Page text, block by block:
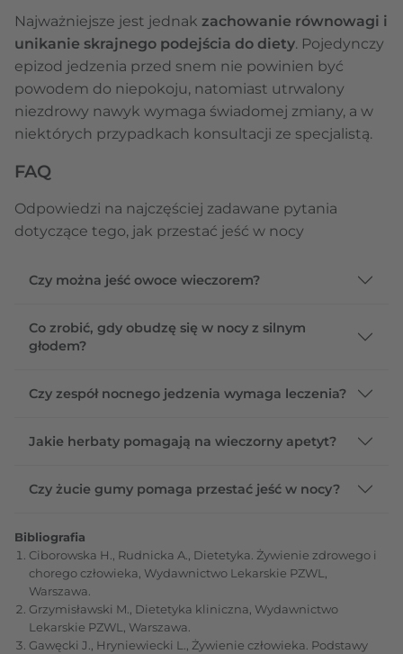
Najważniejsze jest jednak zachowanie równowagi i
unikanie skrajnego podejścia do diety. Pojedynczy
epizod jedzenia przed snem nie powinien być
powodem do niepokoju, natomiast utrwalony
niezdrowy nawyk wymaga świadomej zmiany, a w
niektórych przypadkach konsultacji ze specjalistą.
FAQ
Odpowiedzi na najczęściej zadawane pytania
dotyczące tego, jak przestać jeść w nocy
Czy można jeść owoce wieczorem?
Co zrobić, gdy obudzę się w nocy z silnym
głodem?
Czy zespół nocnego jedzenia wymaga leczenia?
Jakie herbaty pomagają na wieczorny apetyt?
Czy żucie gumy pomaga przestać jeść w nocy?
Bibliografia
Ciborowska H., Rudnicka A., Dietetyka. Żywienie zdrowego i
chorego człowieka, Wydawnictwo Lekarskie PZWL,
Warszawa.
Grzymisławski M., Dietetyka kliniczna, Wydawnictwo
Lekarskie PZWL, Warszawa.
Gawęcki J., Hryniewiecki L., Żywienie człowieka. Podstawy